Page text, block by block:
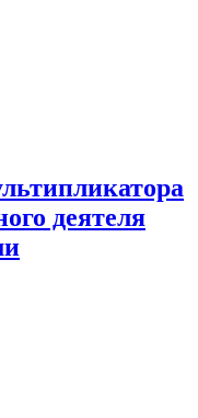
деятеля